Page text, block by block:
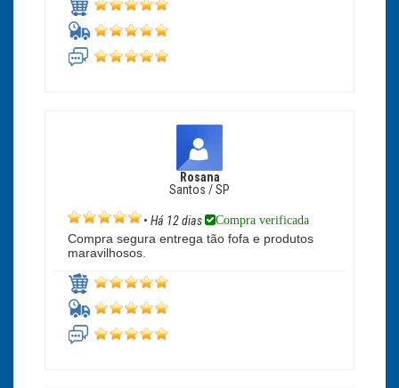
Rosana
Santos / SP
• Há 12 dias Compra verificada
Compra segura entrega tão fofa e produtos
maravilhosos.